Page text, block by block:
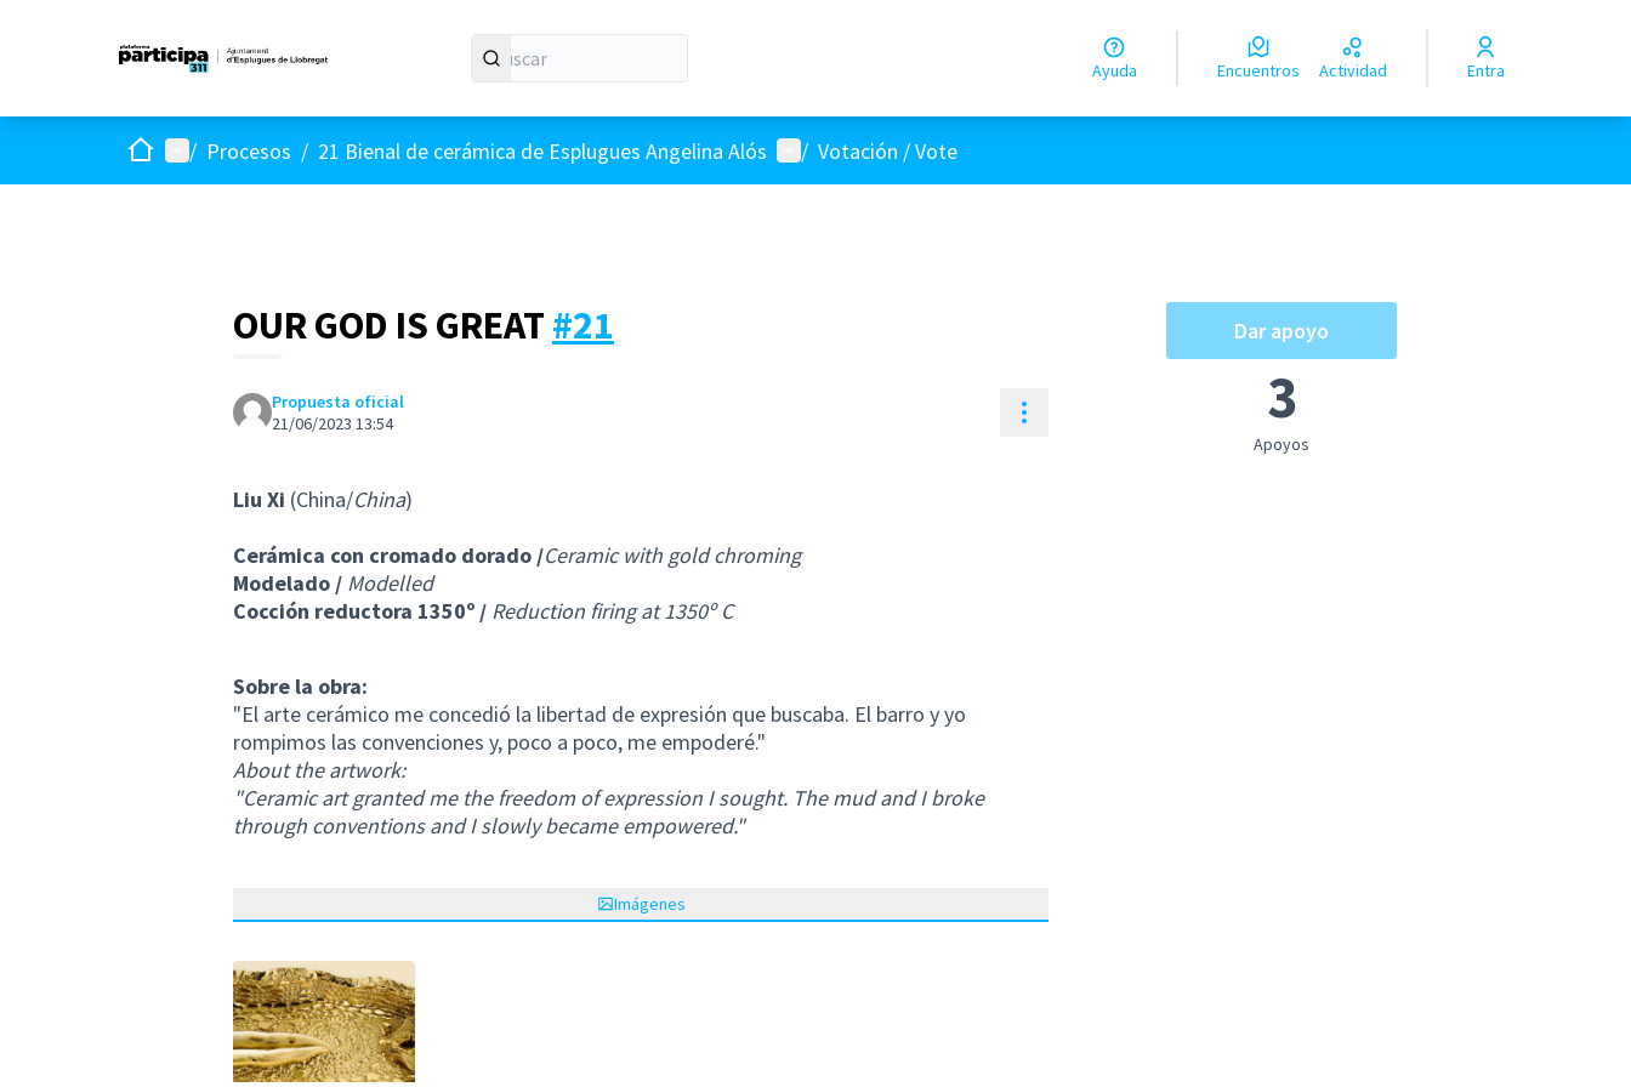
Ayuda Encuentros Actividad Entra
InicioMenú principal
/ Procesos / 21 Bienal de cerámica de Esplugues Angelina Alós Menú de usuario
/ Votación / Vote
OUR GOD IS GREAT #21
Propuesta oficial
21/06/2023 13:54
Controles de recursos
Liu Xi (China/China)
Cerámica con cromado dorado /Ceramic with gold chroming
Modelado / Modelled
Cocción reductora 1350º / Reduction firing at 1350º C
Sobre la obra:
"El arte cerámico me concedió la libertad de expresión que buscaba. El barro y yo
rompimos las convenciones y, poco a poco, me empoderé."
About the artwork:
"Ceramic art granted me the freedom of expression I sought. The mud and I broke
through conventions and I slowly became empowered."
Imágenes
Dar apoyo
3
Apoyos